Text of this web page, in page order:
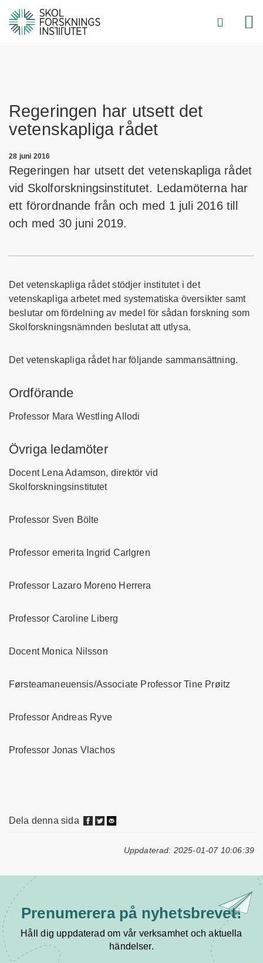
Regeringen har utsett det
vetenskapliga rådet
28 juni 2016
Regeringen har utsett det vetenskapliga rådet
vid Skolforskningsinstitutet. Ledamöterna har
ett förordnande från och med 1 juli 2016 till
och med 30 juni 2019.
Det vetenskapliga rådet stödjer institutet i det
vetenskapliga arbetet med systematiska översikter samt
beslutar om fördelning av medel för sådan forskning som
Skolforskningsnämnden beslutat att utlysa.
Det vetenskapliga rådet har följande sammansättning.
Ordförande
Professor Mara Westling Allodi
Övriga ledamöter
Docent Lena Adamson, direktör vid
Skolforskningsinstitutet
Professor Sven Bölte
Professor emerita Ingrid Carlgren
Professor Lazaro Moreno Herrera
Professor Caroline Liberg
Docent Monica Nilsson
Førsteamaneuensis/Associate Professor Tine Prøitz
Professor Andreas Ryve
Professor Jonas Vlachos
Dela denna sida
Uppdaterad: 2025-01-07 10:06:39
Prenumerera på nyhetsbrevet!
Håll dig uppdaterad om vår verksamhet och aktuella
händelser.